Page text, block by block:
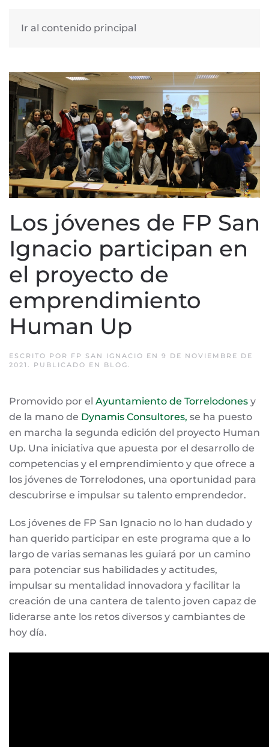
Ir al contenido principal
Los jóvenes de FP San
Ignacio participan en
el proyecto de
emprendimiento
Human Up
ESCRITO POR FP SAN IGNACIO EN 9 DE NOVIEMBRE DE
2021 . PUBLICADO EN BLOG.
Promovido por el Ayuntamiento de Torrelodones y
de la mano de Dynamis Consultores, se ha puesto
en marcha la segunda edición del proyecto Human
Up. Una iniciativa que apuesta por el desarrollo de
competencias y el emprendimiento y que ofrece a
los jóvenes de Torrelodones, una oportunidad para
descubrirse e impulsar su talento emprendedor.
Los jóvenes de FP San Ignacio no lo han dudado y
han querido participar en este programa que a lo
largo de varias semanas les guiará por un camino
para potenciar sus habilidades y actitudes,
impulsar su mentalidad innovadora y facilitar la
creación de una cantera de talento joven capaz de
liderarse ante los retos diversos y cambiantes de
hoy día.